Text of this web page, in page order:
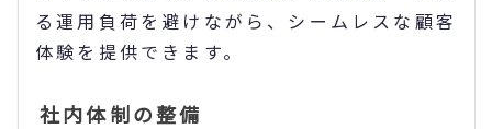
る運用負荷を避けながら、シームレスな顧客
体験を提供できます。
社内体制の整備